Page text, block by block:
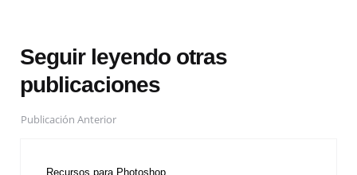
Seguir leyendo otras
publicaciones
Publicación Anterior
Recursos para Photoshop